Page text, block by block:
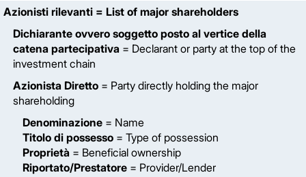
Azionisti rilevanti = List of major shareholders
Dichiarante ovvero soggetto posto al vertice della
catena partecipativa = Declarant or party at the top of the
investment chain
Azionista Diretto = Party directly holding the major
shareholding
Denominazione = Name
Titolo di possesso = Type of possession
Proprietà = Beneficial ownership
Riportato/Prestatore = Provider/Lender